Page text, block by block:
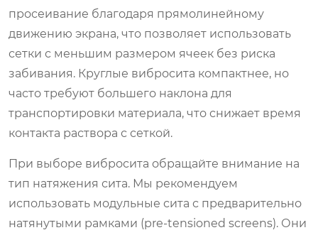
просеивание благодаря прямолинейному
движению экрана, что позволяет использовать
сетки с меньшим размером ячеек без риска
забивания. Круглые вибросита компактнее, но
часто требуют большего наклона для
транспортировки материала, что снижает время
контакта раствора с сеткой.
При выборе вибросита обращайте внимание на
тип натяжения сита. Мы рекомендуем
использовать модульные сита с предварительно
натянутыми рамками (pre-tensioned screens). Они